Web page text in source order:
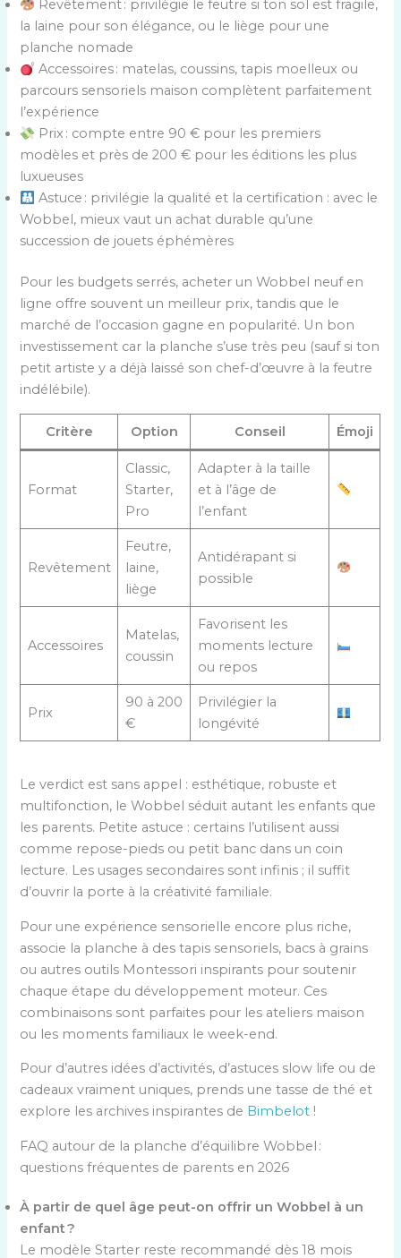
Revêtement : privilégie le feutre si ton sol est fragile,
la laine pour son élégance, ou le liège pour une
planche nomade
Accessoires : matelas, coussins, tapis moelleux ou
parcours sensoriels maison complètent parfaitement
l’expérience
Prix : compte entre 90 € pour les premiers
modèles et près de 200 € pour les éditions les plus
luxueuses
Astuce : privilégie la qualité et la certification : avec le
Wobbel, mieux vaut un achat durable qu’une
succession de jouets éphémères
Pour les budgets serrés, acheter un Wobbel neuf en
ligne offre souvent un meilleur prix, tandis que le
marché de l’occasion gagne en popularité. Un bon
investissement car la planche s’use très peu (sauf si ton
petit artiste y a déjà laissé son chef-d’œuvre à la feutre
indélébile).
Critère Option Conseil Émoji
Format
Classic,
Starter,
Pro
Adapter à la taille
et à l’âge de
l’enfant
Revêtement
Feutre,
laine,
liège
Antidérapant si
possible
Accessoires
Matelas,
coussin
Favorisent les
moments lecture
ou repos
Prix
90 à 200
€
Privilégier la
longévité
Le verdict est sans appel : esthétique, robuste et
multifonction, le Wobbel séduit autant les enfants que
les parents. Petite astuce : certains l’utilisent aussi
comme repose-pieds ou petit banc dans un coin
lecture. Les usages secondaires sont infinis ; il suffit
d’ouvrir la porte à la créativité familiale.
Pour une expérience sensorielle encore plus riche,
associe la planche à des tapis sensoriels, bacs à grains
ou autres outils Montessori inspirants pour soutenir
chaque étape du développement moteur. Ces
combinaisons sont parfaites pour les ateliers maison
ou les moments familiaux le week-end.
Pour d’autres idées d’activités, d’astuces slow life ou de
cadeaux vraiment uniques, prends une tasse de thé et
explore les archives inspirantes de Bimbelot !
FAQ autour de la planche d’équilibre Wobbel :
questions fréquentes de parents en 2026
À partir de quel âge peut-on offrir un Wobbel à un
enfant ?
Le modèle Starter reste recommandé dès 18 mois